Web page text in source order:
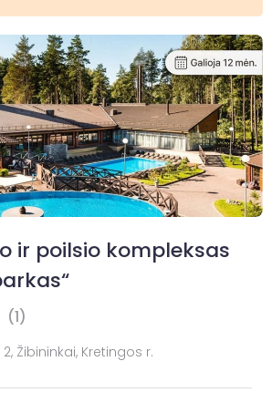
ir poilsio kompleksas
(1)
Žibininkai, Kretingos r.